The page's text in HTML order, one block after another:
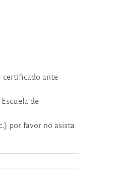
certificado ante
de
por favor no asista